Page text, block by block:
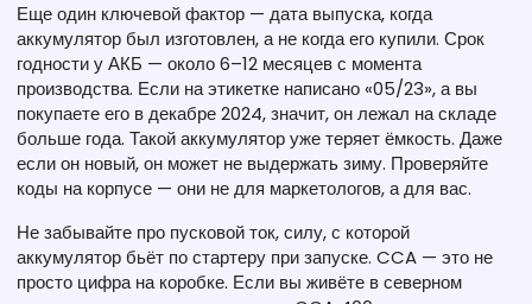
Еще один ключевой фактор — дата выпуска, когда
аккумулятор был изготовлен, а не когда его купили. Срок
годностиу АКБ — около 6–12 месяцев с момента
производства. Если на этикетке написано «05/23», а вы
покупаете его в декабре 2024, значит, он лежал на складе
больше года. Такой аккумулятор уже теряет ёмкость. Даже
если он новый, он может не выдержать зиму. Проверяйте
коды на корпусе — они не для маркетологов, а для вас.
Не забывайте про пусковой ток,силу, с которой
аккумулятор бьёт по стартеру при запуске. CCA — это не
просто цифра на коробке. Если вы живёте в северном